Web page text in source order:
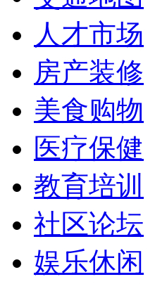
人才市场
房产装修
美食购物
医疗保健
教育培训
社区论坛
娱乐休闲